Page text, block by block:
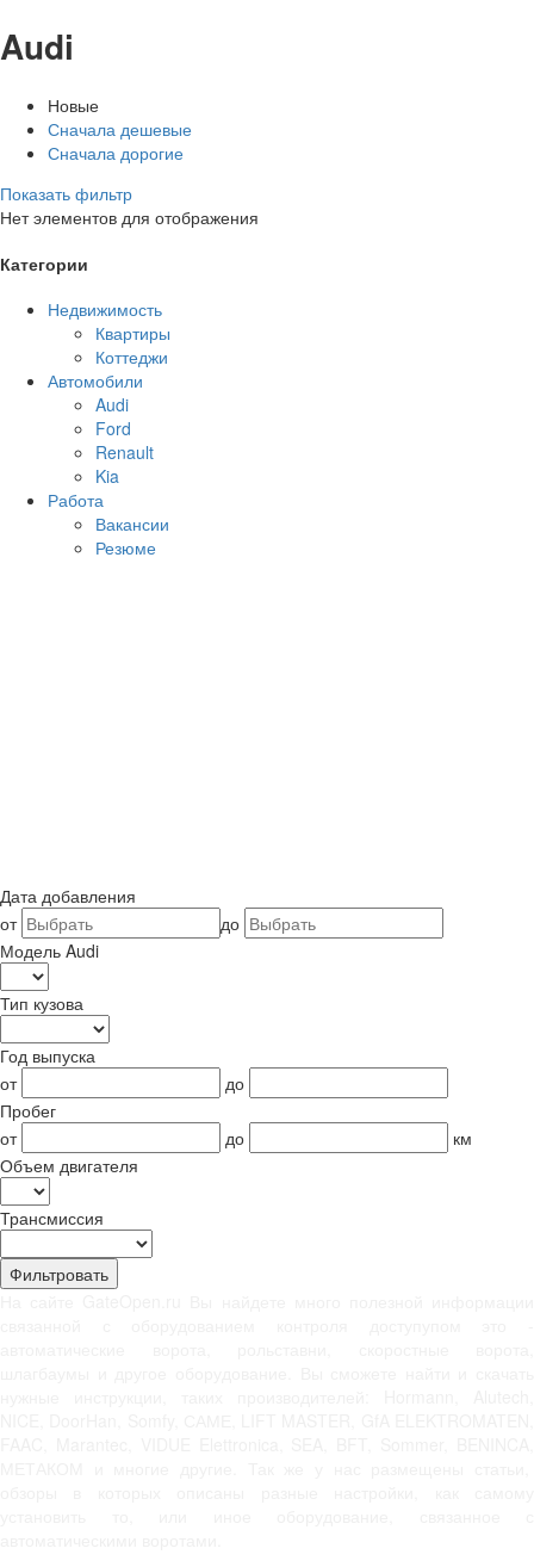
Audi
Новые
Сначала дешевые
Сначала дорогие
Показать фильтр
Нет элементов для отображения
Категории
Недвижимость
Квартиры
Коттеджи
Автомобили
Audi
Ford
Renault
Kia
Работа
Вакансии
Резюме
Дата добавления
от
до
Модель Audi
Тип кузова
Год выпуска
от
до
Пробег
от
до
км
Объем двигателя
Трансмиссия